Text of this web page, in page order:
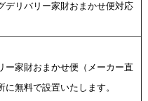
デリバリー家財おまかせ便対応
ー家財おまかせ便（メーカー直
無料で設置いたします。